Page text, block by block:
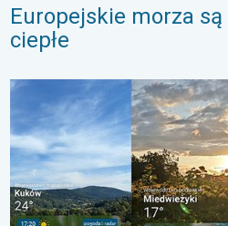
Europejskie morza
ciepłe
Półmetek wakacji. Jaka pogoda